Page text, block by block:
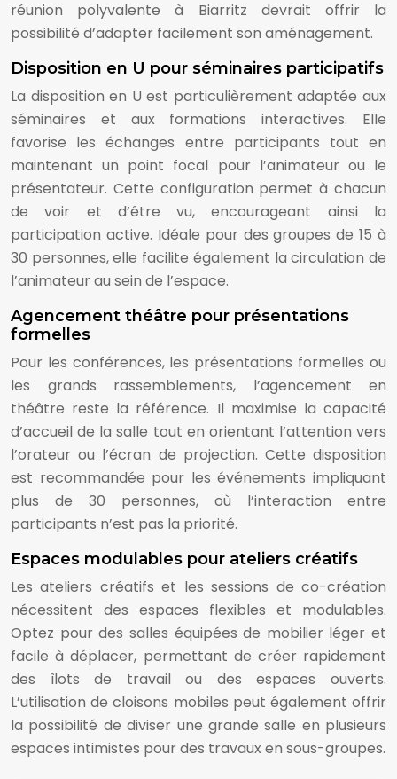
réunion polyvalente à Biarritz devrait offrir la
possibilité d’adapter facilement son aménagement.
Disposition en U pour séminaires participatifs
La disposition en U est particulièrement adaptée aux
séminaires et aux formations interactives. Elle
favorise les échanges entre participants tout en
maintenant un point focal pour l’animateur ou le
présentateur. Cette configuration permet à chacun
de voir et d’être vu, encourageant ainsi la
participation active. Idéale pour des groupes de 15 à
30 personnes, elle facilite également la circulation de
l’animateur au sein de l’espace.
Agencement théâtre pour présentations
formelles
Pour les conférences, les présentations formelles ou
les grands rassemblements, l’agencement en
théâtre reste la référence. Il maximise la capacité
d’accueil de la salle tout en orientant l’attention vers
l’orateur ou l’écran de projection. Cette disposition
est recommandée pour les événements impliquant
plus de 30 personnes, où l’interaction entre
participants n’est pas la priorité.
Espaces modulables pour ateliers créatifs
Les ateliers créatifs et les sessions de co-création
nécessitent des espaces flexibles et modulables.
Optez pour des salles équipées de mobilier léger et
facile à déplacer, permettant de créer rapidement
des îlots de travail ou des espaces ouverts.
L’utilisation de cloisons mobiles peut également offrir
la possibilité de diviser une grande salle en plusieurs
espaces intimistes pour des travaux en sous-groupes.